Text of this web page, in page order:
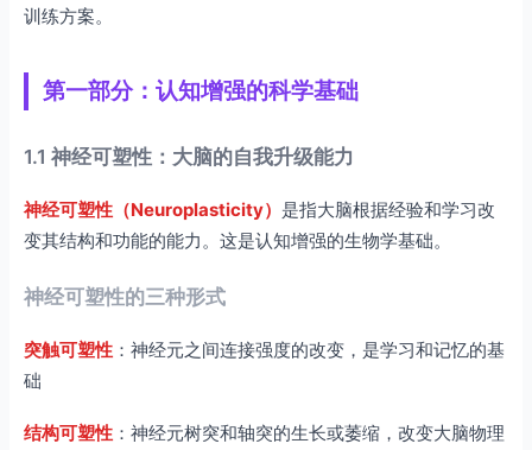
训练方案。
第一部分：认知增强的科学基础
1.1 神经可塑性：大脑的自我升级能力
神经可塑性（Neuroplasticity） 是指大脑根据经验和学习改
变其结构和功能的能力。这是认知增强的生物学基础。
神经可塑性的三种形式
突触可塑性 ：神经元之间连接强度的改变，是学习和记忆的基
础
结构可塑性 ：神经元树突和轴突的生长或萎缩，改变大脑物理